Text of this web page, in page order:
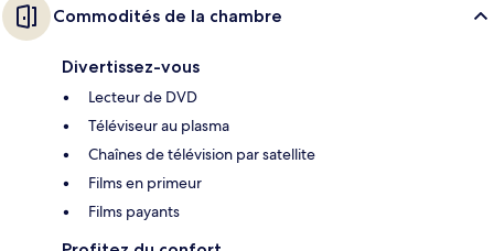
Commodités de la chambre
Divertissez-vous
Lecteur de DVD
Téléviseur au plasma
Chaînes de télévision par satellite
Films en primeur
Films payants